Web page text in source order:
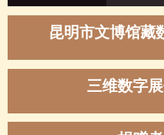
昆明市文博馆藏
三维数字